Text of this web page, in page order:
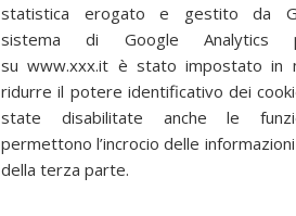
statistica erogato e gestito da
sistema di Google Analytics
su www.xxx.it è stato impostato in
ridurre il potere identificativo dei
state disabilitate anche le
permettono l’incrocio delle
della terza parte.